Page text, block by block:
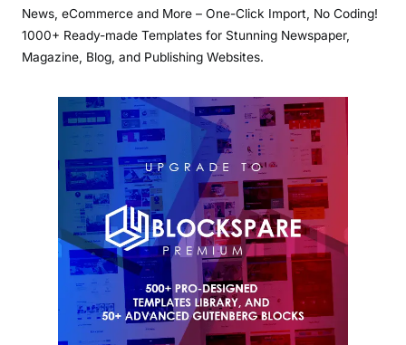
News, eCommerce and More – One-Click Import, No Coding!
1000+ Ready-made Templates for Stunning Newspaper,
Magazine, Blog, and Publishing Websites.